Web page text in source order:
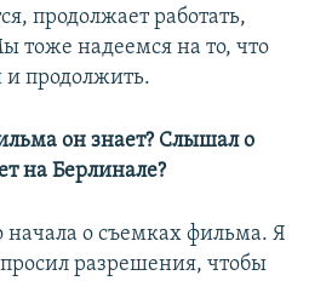
продолжает работать,
тоже надеемся на то, что
продолжить.
он знает? Слышал о
на Берлинале?
начала о съемках фильма. Я
просил разрешения, чтобы